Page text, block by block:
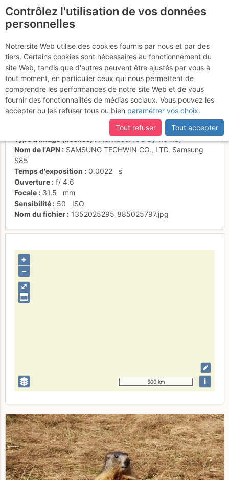
Une marmotte au
garde-à-vous
Activités
Date/heure
Laurent DUPONT
individuel (CC by-nc-nd)
Nom de l'APN
SAMSUNG TECHWIN CO., LTD. Samsung
S85
Temps d'exposition
0.0022
s
Ouverture
f/ 4.6
Focale
31.5
mm
Sensibilité
50
ISO
Nom du fichier
1352025295_885025797.jpg
⤢
+
–
500 km i
Contrôlez l'utilisation de vos données
personnelles
Notre site Web utilise des cookies fournis par nous et par des
tiers. Certains cookies sont nécessaires au fonctionnement du
site Web, tandis que d'autres peuvent être ajustés par vous à
tout moment, en particulier ceux qui nous permettent de
comprendre les performances de notre site Web et de vous
fournir des fonctionnalités de médias sociaux. Vous pouvez les
accepter ou les refuser tous ou bien paramétrer vos choix.
Tout refuser
Tout accepter